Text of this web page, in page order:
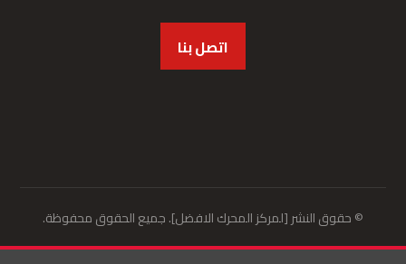
اتصل بنا
© حقوق النشر [لمركز المحرك الافضل]. جميع الحقوق محفوظة.